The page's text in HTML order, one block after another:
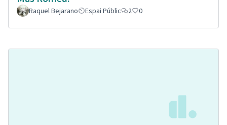
Raquel Bejarano Espai Públic 2 0